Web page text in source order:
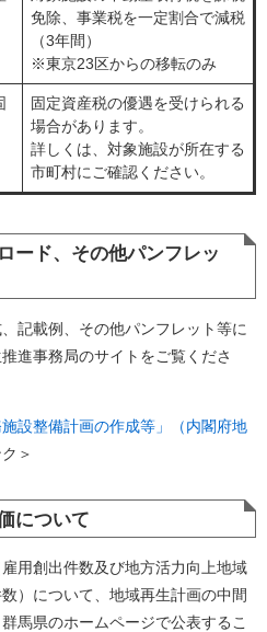
免除、事業税を一定割合で減税
（3年間）
※東京23区からの移転のみ
固定資産税の優遇を受けられる
場合があります。
詳しくは、対象施設が所在する
市町村にご確認ください。
ード、その他パンフレッ
載例、その他パンフレット等に
進事務局のサイトをご覧くださ
設整備計画の作成等」（内閣府地
＞
について
用創出件数及び地方活力向上地域
）について、地域再生計画の中間
馬県のホームページで公表するこ